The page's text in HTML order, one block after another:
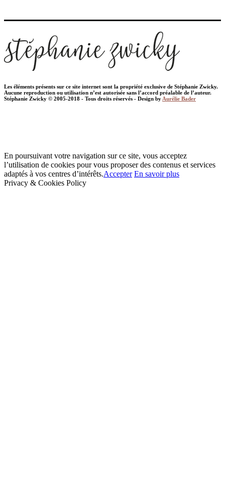
Les éléments présents sur ce site internet sont la propriété exclusive de Stéphanie Zwicky.
Aucune reproduction ou utilisation n’est autorisée sans l’accord préalable de l’auteur.
Stéphanie Zwicky © 2005-2018 - Tous droits réservés - Design by Aurélie Bader
En poursuivant votre navigation sur ce site, vous acceptez
l’utilisation de cookies pour vous proposer des contenus et services
adaptés à vos centres d’intérêts.Accepter En savoir plus
Privacy & Cookies Policy